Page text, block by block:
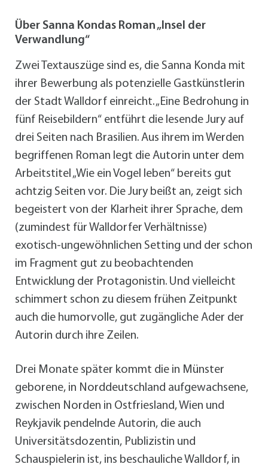
Über Sanna Kondas Roman „Insel der
Verwandlung“
Zwei Textauszüge sind es, die Sanna Konda mit
ihrer Bewerbung als potenzielle Gastkünstlerin
der Stadt Walldorf einreicht. „Eine Bedrohung in
fünf Reisebildern“ entführt die lesende Jury auf
drei Seiten nach Brasilien. Aus ihrem im Werden
begriffenen Roman legt die Autorin unter dem
Arbeitstitel „Wie ein Vogel leben“ bereits gut
achtzig Seiten vor. Die Jury beißt an, zeigt sich
begeistert von der Klarheit ihrer Sprache, dem
(zumindest für Walldorfer Verhältnisse)
exotisch-ungewöhnlichen Setting und der schon
im Fragment gut zu beobachtenden
Entwicklung der Protagonistin. Und vielleicht
schimmert schon zu diesem frühen Zeitpunkt
auch die humorvolle, gut zugängliche Ader der
Autorin durch ihre Zeilen.
Drei Monate später kommt die in Münster
geborene, in Norddeutschland aufgewachsene,
zwischen Norden in Ostfriesland, Wien und
Reykjavik pendelnde Autorin, die auch
Universitätsdozentin, Publizistin und
Schauspielerin ist, ins beschauliche Walldorf, in